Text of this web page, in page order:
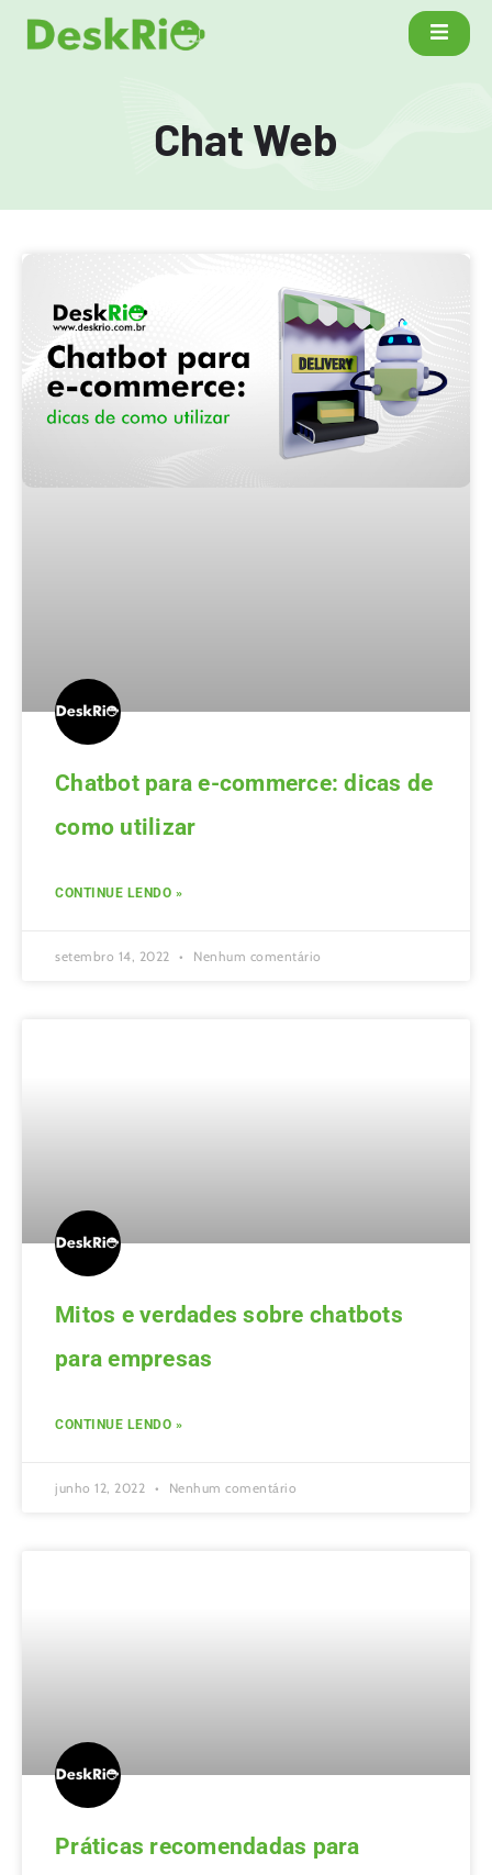
Chat Web
Chatbot para e-commerce: dicas de
como utilizar
CONTINUE LENDO »
setembro 14, 2022 Nenhum comentário
Mitos e verdades sobre chatbots
para empresas
CONTINUE LENDO »
junho 12, 2022 Nenhum comentário
Práticas recomendadas para